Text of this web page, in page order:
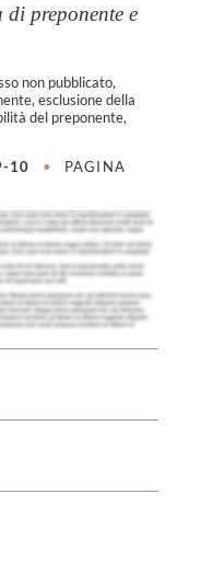
preponente e
non pubblicato,
esclusione della
del preponente,
10 •
PAGINA